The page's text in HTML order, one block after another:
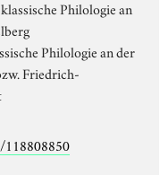
Philologie an
Philologie an der
Friedrich-